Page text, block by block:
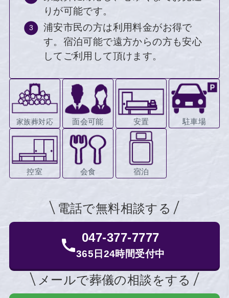
りが可能です。
浦安市民の方は利用料金がお得で
す。宿泊可能で遠方からの方も安心
してご利用して頂けます。
家族葬対応 面会可能 安置 駐車場
控室 会食 宿泊
電話で無料相談する
047-377-7777
365日24時間受付中
メールで葬儀の相談をする